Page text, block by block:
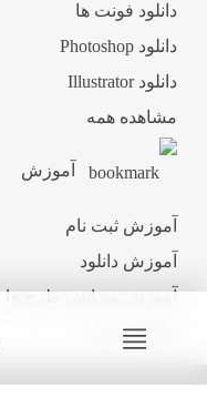
دانلود فونت ها
دانلود Photoshop
دانلود Illustrator
مشاهده همه
آموزش
آموزش ثبت نام
آموزش دانلود
آموزش ویرایش طرح ها
مشاهده همه
کلیه حقوق این سایت نزد